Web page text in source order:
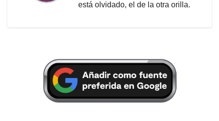
está olvidado, el de la otra orilla.